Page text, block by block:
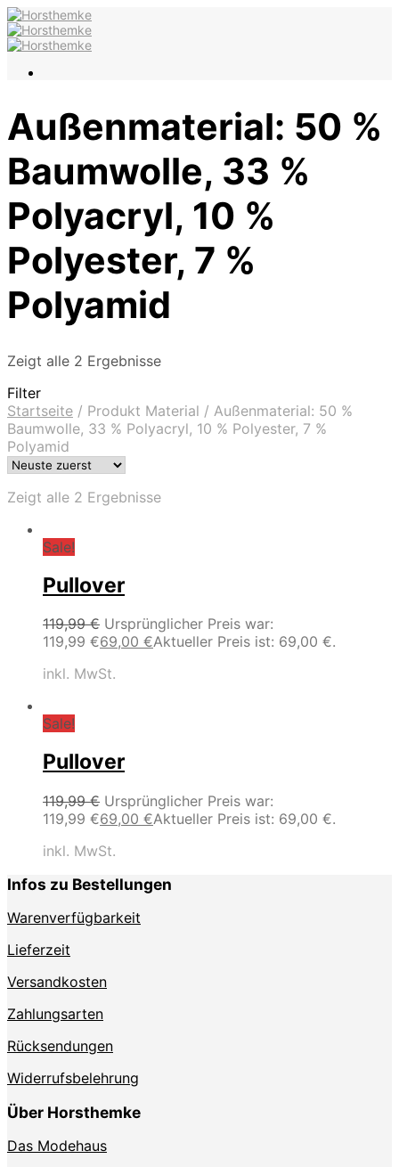
Außenmaterial: 50 %
Baumwolle, 33 %
Polyacryl, 10 %
Polyester, 7 %
Polyamid
Zeigt alle 2 Ergebnisse
Filter
Startseite / Produkt Material / Außenmaterial: 50 %
Baumwolle, 33 % Polyacryl, 10 % Polyester, 7 %
Polyamid
Zeigt alle 2 Ergebnisse
Sale!
Pullover
119,99€ Ursprünglicher Preis war:
119,99 €69,00 €Aktueller Preis ist: 69,00 €.
inkl. MwSt.
Sale!
Pullover
119,99€ Ursprünglicher Preis war:
119,99 €69,00 €Aktueller Preis ist: 69,00 €.
inkl. MwSt.
Infos zu Bestellungen
Warenverfügbarkeit
Lieferzeit
Versandkosten
Zahlungsarten
Rücksendungen
Widerrufsbelehrung
Über Horsthemke
Das Modehaus